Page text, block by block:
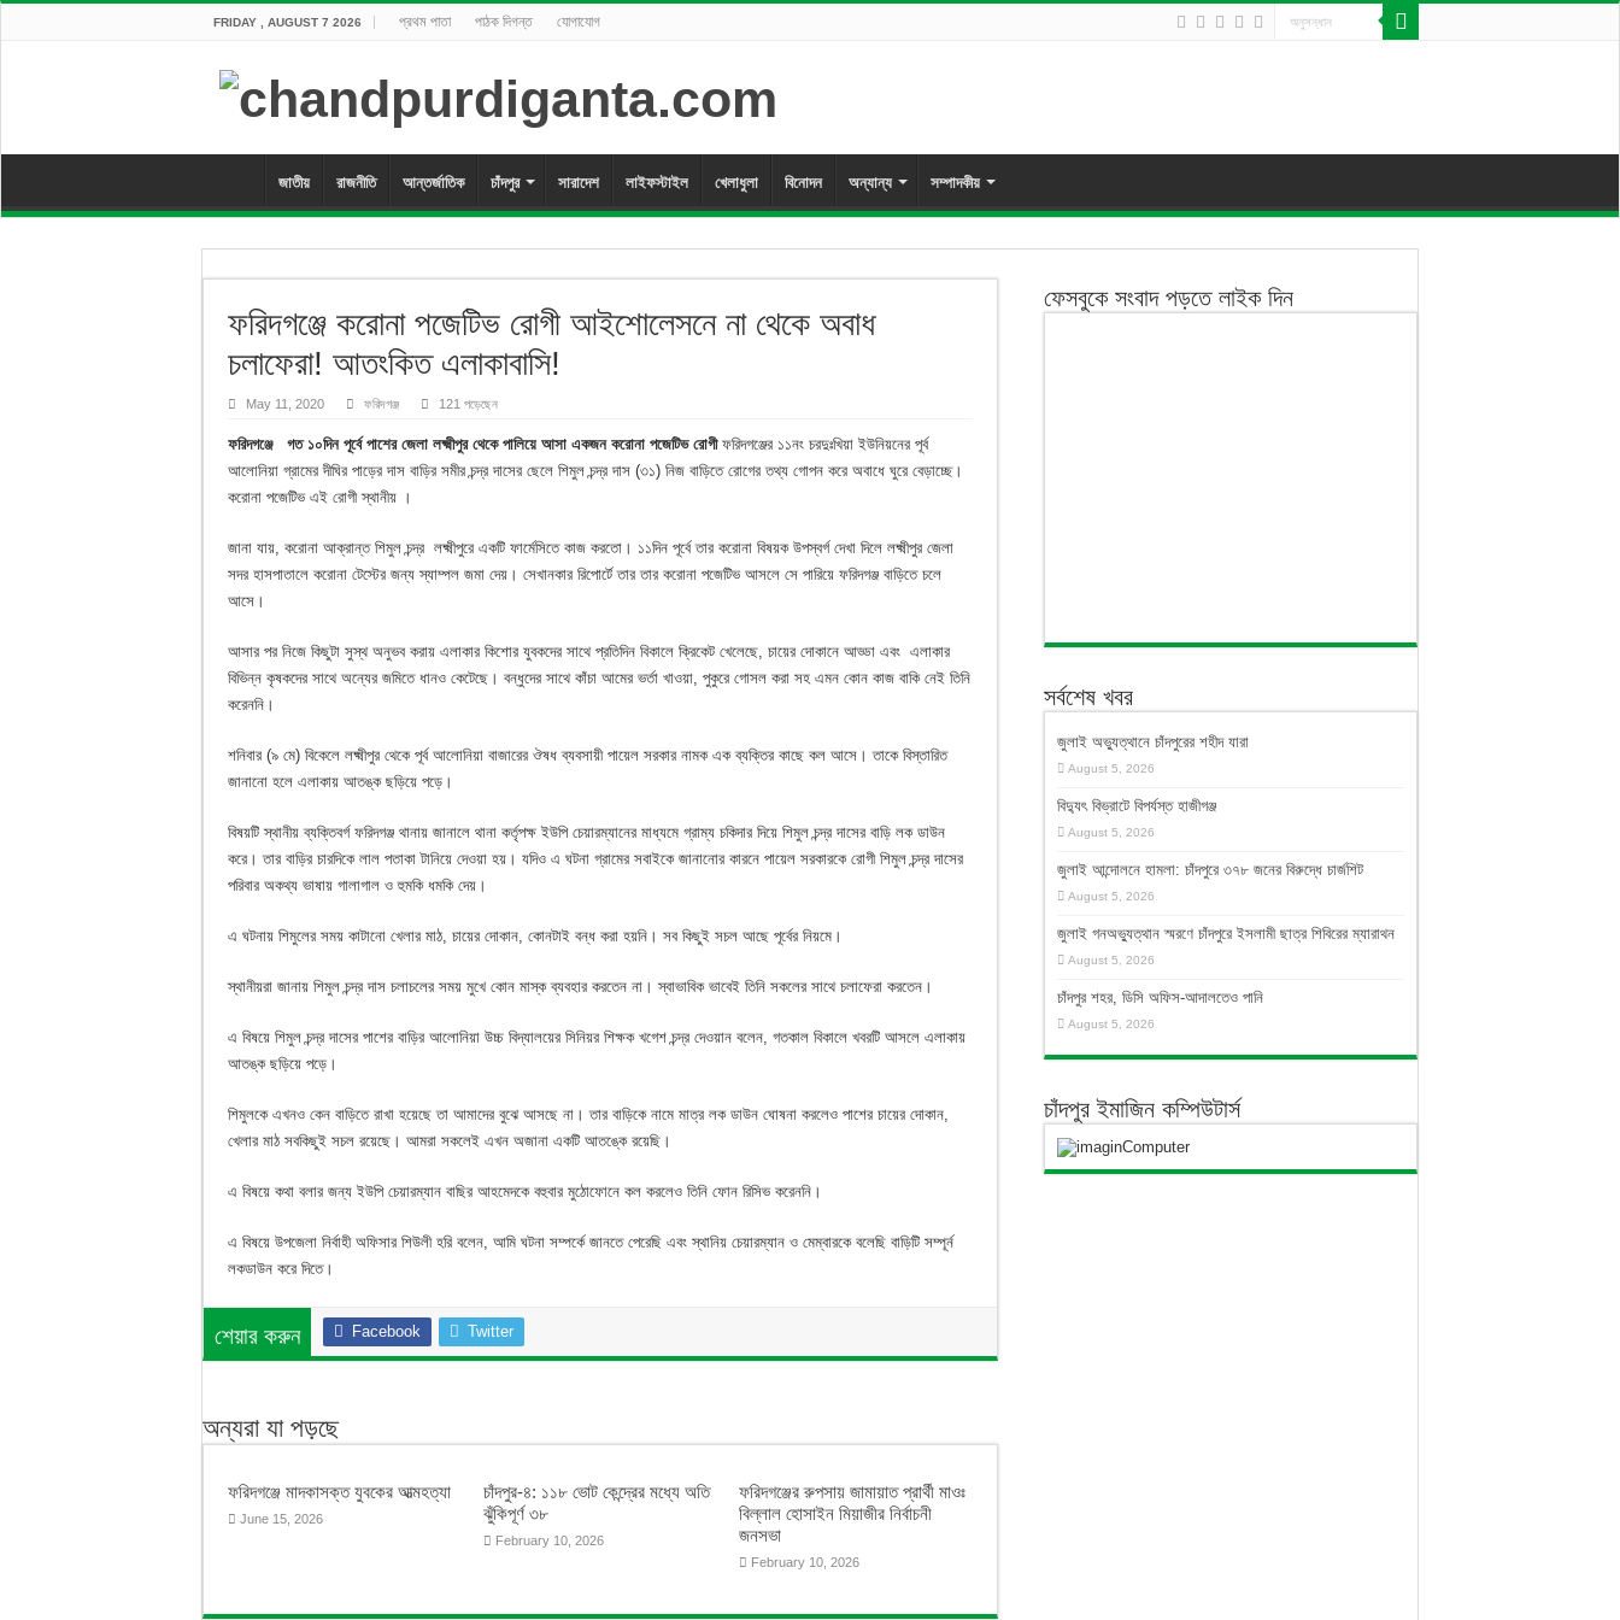
FRIDAY , AUGUST 7 2026 প্রথম পাতা পাঠক দিগন্ত যোগাযোগ
জাতীয় রাজনীতি আন্তর্জাতিক চাঁদপুর সারাদেশ লাইফস্টাইল খেলাধুলা বিনোদন অন্যান্য সম্পাদকীয়
ফরিদগঞ্জে করোনা পজেটিভ রোগী আইশোলেসনে না থেকে অবাধ
চলাফেরা! আতংকিত এলাকাবাসি!
May 11, 2020 ফরিদগঞ্জ 121 পড়েছেন
ফরিদগঞ্জে গত ১০দিন পূর্বে পাশের জেলা লক্ষ্মীপুর থেকে পালিয়ে আসা একজন করোনা পজেটিভ রোগীফরিদগঞ্জের ১১নং চরদুঃখিয়া ইউনিয়নের পূর্ব
আলোনিয়া গ্রামের দীঘির পাড়ের দাস বাড়ির সমীর চন্দ্র দাসের ছেলে শিমুল চন্দ্র দাস (৩১) নিজ বাড়িতে রোগের তথ্য গোপন করে অবাধে ঘুরে বেড়াচ্ছে।
করোনা পজেটিভ এই রোগী স্থানীয় ।
জানা যায়, করোনা আক্রান্ত শিমুল চন্দ্র লক্ষ্মীপুরে একটি ফার্মেসিতে কাজ করতো। ১১দিন পূর্বে তার করোনা বিষয়ক উপস্বর্গ দেখা দিলে লক্ষ্মীপুর জেলা
সদর হাসপাতালে করোনা টেস্টের জন্য স্যাম্পল জমা দেয়। সেখানকার রিপোর্টে তার তার করোনা পজেটিভ আসলে সে পারিয়ে ফরিদগঞ্জ বাড়িতে চলে
আসে।
আসার পর নিজে কিছুটা সুস্থ অনুভব করায় এলাকার কিশোর যুবকদের সাথে প্রতিদিন বিকালে ক্রিকেট খেলেছে, চায়ের দোকানে আড্ডা এবং এলাকার
বিভিন্ন কৃষকদের সাথে অন্যের জমিতে ধানও কেটেছে। বন্ধুদের সাথে কাঁচা আমের ভর্তা খাওয়া, পুকুরে গোসল করা সহ এমন কোন কাজ বাকি নেই তিনি
করেননি।
শনিবার (৯ মে) বিকেলে লক্ষ্মীপুর থেকে পূর্ব আলোনিয়া বাজারের ঔষধ ব্যবসায়ী পায়েল সরকার নামক এক ব্যক্তির কাছে কল আসে। তাকে বিস্তারিত
জানানো হলে এলাকায় আতঙ্ক ছড়িয়ে পড়ে।
বিষয়টি স্থানীয় ব্যক্তিবর্গ ফরিদগঞ্জ থানায় জানালে থানা কর্তৃপক্ষ ইউপি চেয়ারম্যানের মাধ্যমে গ্রাম্য চকিদার দিয়ে শিমুল চন্দ্র দাসের বাড়ি লক ডাউন
করে। তার বাড়ির চারদিকে লাল পতাকা টানিয়ে দেওয়া হয়। যদিও এ ঘটনা গ্রামের সবাইকে জানানোর কারনে পায়েল সরকারকে রোগী শিমুল চন্দ্র দাসের
পরিবার অকথ্য ভাষায় গালাগাল ও হুমকি ধমকি দেয়।
এ ঘটনায় শিমুলের সময় কাটানো খেলার মাঠ, চায়ের দোকান, কোনটাই বন্ধ করা হয়নি। সব কিছুই সচল আছে পূর্বের নিয়মে।
স্থানীয়রা জানায় শিমুল চন্দ্র দাস চলাচলের সময় মুখে কোন মাস্ক ব্যবহার করতেন না। স্বাভাবিক ভাবেই তিনি সকলের সাথে চলাফেরা করতেন।
এ বিষয়ে শিমুল চন্দ্র দাসের পাশের বাড়ির আলোনিয়া উচ্চ বিদ্যালয়ের সিনিয়র শিক্ষক খগেশ চন্দ্র দেওয়ান বলেন, গতকাল বিকালে খবরটি আসলে এলাকায়
আতঙ্ক ছড়িয়ে পড়ে।
শিমুলকে এখনও কেন বাড়িতে রাখা হয়েছে তা আমাদের বুঝে আসছে না। তার বাড়িকে নামে মাত্র লক ডাউন ঘোষনা করলেও পাশের চায়ের দোকান,
খেলার মাঠ সবকিছুই সচল রয়েছে। আমরা সকলেই এখন অজানা একটি আতঙ্কে রয়েছি।
এ বিষয়ে কথা বলার জন্য ইউপি চেয়ারম্যান বাছির আহমেদকে বহুবার মুঠোফোনে কল করলেও তিনি ফোন রিসিভ করেননি।
এ বিষয়ে উপজেলা নির্বাহী অফিসার শিউলী হরি বলেন, আমি ঘটনা সম্পর্কে জানতে পেরেছি এবং স্থানিয় চেয়ারম্যান ও মেম্বারকে বলেছি বাড়িটি সম্পূর্ন
লকডাউন করে দিতে।
শেয়ার করুন Facebook Twitter
অন্যরা যা পড়ছে
ফরিদগঞ্জে মাদকাসক্ত যুবকের আত্মহত্যা
June 15, 2026
চাঁদপুর-৪: ১১৮ ভোট কেন্দ্রের মধ্যে অতি
ঝুঁকিপূর্ণ ৩৮
February 10, 2026
ফরিদগঞ্জের রুপসায় জামায়াত প্রার্থী মাওঃ
বিল্লাল হোসাইন মিয়াজীর নির্বাচনী
জনসভা
February 10, 2026
ফেসবুকে সংবাদ পড়তে লাইক দিন
সর্বশেষ খবর
জুলাই অভ্যুত্থানে চাঁদপুরের শহীদ যারা
August 5, 2026
বিদ্যুৎ বিভ্রাটে বিপর্যস্ত হাজীগঞ্জ
August 5, 2026
জুলাই আন্দোলনে হামলা: চাঁদপুরে ৩৭৮ জনের বিরুদ্ধে চার্জশিট
August 5, 2026
জুলাই গনঅভ্যুত্থান স্মরণে চাঁদপুরে ইসলামী ছাত্র শিবিরের ম্যারাথন
August 5, 2026
চাঁদপুর শহর, ডিসি অফিস-আদালতেও পানি
August 5, 2026
চাঁদপুর ইমাজিন কম্পিউটার্স